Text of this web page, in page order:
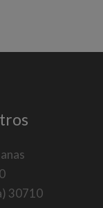
30710